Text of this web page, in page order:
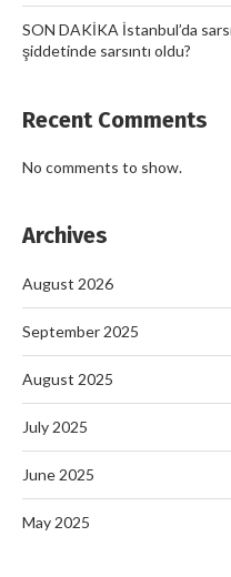
SON DAKİKA İstanbul’da
şiddetinde sarsıntı oldu?
Recent Comments
No comments to show.
Archives
August 2026
September 2025
August 2025
July 2025
June 2025
May 2025